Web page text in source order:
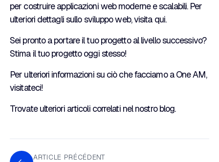
per costruire applicazioni web moderne e scalabili. Per
ulteriori dettagli sullo sviluppo web, visita qui.
Sei pronto a portare il tuo progetto al livello successivo?
Stima il tuo progetto oggi stesso!
Per ulteriori informazioni su ciò che facciamo aOne AM,
visitateci!
Trovate ulteriori articoli correlati nel nostroblog.
ARTICLE PRÉCÉDENT